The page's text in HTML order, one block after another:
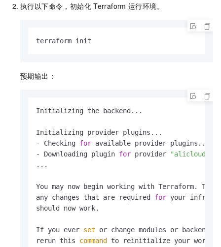
执行以下命令，初始化 Terraform 运行环境。
terraform init
预期输出：
Initializing the backend...
Initializing provider plugins...
- Checking for available provider plugins...
- Downloading plugin for provider "alicloud"
...
You may now begin working with Terraform. Try
any changes that are required for your
should now work.
If you ever set or change modules or backend
rerun this command
to reinitialize your